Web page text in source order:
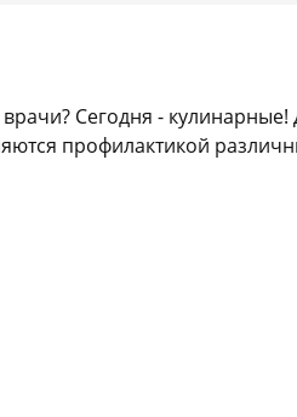
Сегодня -
профилактикой